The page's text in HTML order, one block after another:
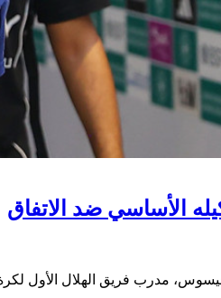
الأساسي ضد الاتفاق
مدرب فريق الهلال الأول